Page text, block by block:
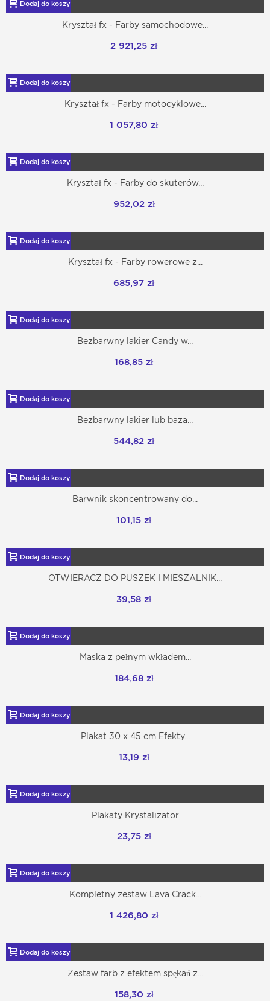
Dodaj do koszyka
Kryształ fx - Farby samochodowe...
2 921,25 zł
Dodaj do koszyka
Kryształ fx - Farby motocyklowe...
1 057,80 zł
Dodaj do koszyka
Kryształ fx - Farby do skuterów...
952,02 zł
Dodaj do koszyka
Kryształ fx - Farby rowerowe z...
685,97 zł
Dodaj do koszyka
Bezbarwny lakier Candy w...
168,85 zł
Dodaj do koszyka
Bezbarwny lakier lub baza...
544,82 zł
Dodaj do koszyka
Barwnik skoncentrowany do...
101,15 zł
Dodaj do koszyka
OTWIERACZ DO PUSZEK I MIESZALNIK...
39,58 zł
Dodaj do koszyka
Maska z pełnym wkładem...
184,68 zł
Dodaj do koszyka
Plakat 30 x 45 cm Efekty...
13,19 zł
Dodaj do koszyka
Plakaty Krystalizator
23,75 zł
Dodaj do koszyka
Kompletny zestaw Lava Crack...
1 426,80 zł
Dodaj do koszyka
Zestaw farb z efektem spękań z...
158,30 zł